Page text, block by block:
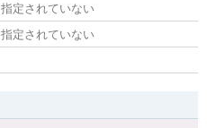
指定されていない
指定されていない